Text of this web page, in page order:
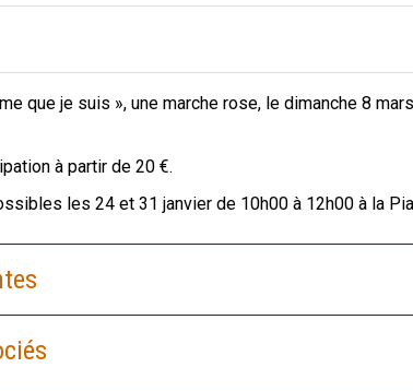
que je suis », une marche rose, le dimanche 8
à partir de 20 €.
les 24 et 31 janvier de 10h00 à 12h00 à la